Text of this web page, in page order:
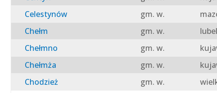
Celestynów
gm. w.
Chełm
gm. w.
Chełmno
gm. w.
Chełmża
gm. w.
Chodzież
gm. w.